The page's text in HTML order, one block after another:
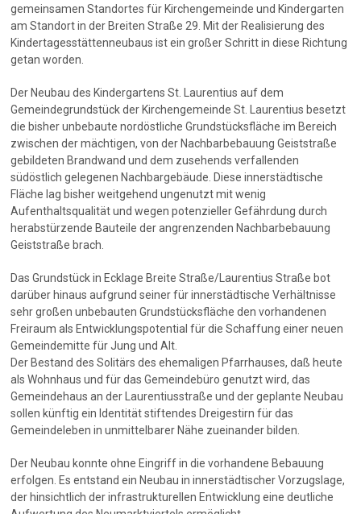
gemeinsamen Standortes für Kirchengemeinde und Kindergarten
am Standort in der Breiten Straße 29. Mit der Realisierung des
Kindertagesstättenneubaus ist ein großer Schritt in diese Richtung
getan worden.
Der Neubau des Kindergartens St. Laurentius auf dem
Gemeindegrundstück der Kirchengemeinde St. Laurentius besetzt
die bisher unbebaute nordöstliche Grundstücksfläche im Bereich
zwischen der mächtigen, von der Nachbarbebauung Geiststraße
gebildeten Brandwand und dem zusehends verfallenden
südöstlich gelegenen Nachbargebäude. Diese innerstädtische
Fläche lag bisher weitgehend ungenutzt mit wenig
Aufenthaltsqualität und wegen potenzieller Gefährdung durch
herabstürzende Bauteile der angrenzenden Nachbarbebauung
Geiststraße brach.
Das Grundstück in Ecklage Breite Straße/Laurentius Straße bot
darüber hinaus aufgrund seiner für innerstädtische Verhältnisse
sehr großen unbebauten Grundstücksfläche den vorhandenen
Freiraum als Entwicklungspotential für die Schaffung einer neuen
Gemeindemitte für Jung und Alt.
Der Bestand des Solitärs des ehemaligen Pfarrhauses, daß heute
als Wohnhaus und für das Gemeindebüro genutzt wird, das
Gemeindehaus an der Laurentiusstraße und der geplante Neubau
sollen künftig ein Identität stiftendes Dreigestirn für das
Gemeindeleben in unmittelbarer Nähe zueinander bilden.
Der Neubau konnte ohne Eingriff in die vorhandene Bebauung
erfolgen. Es entstand ein Neubau in innerstädtischer Vorzugslage,
der hinsichtlich der infrastrukturellen Entwicklung eine deutliche